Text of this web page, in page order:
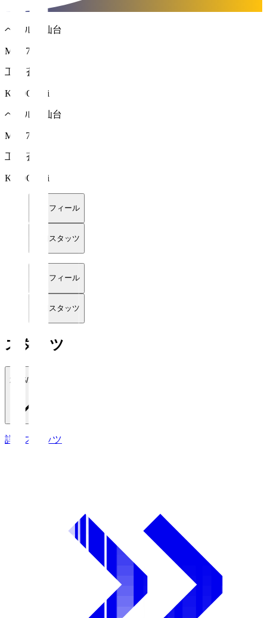
ベガルタ仙台
MF 17
工藤 蒼生
KUDO Aoi
ベガルタ仙台
MF 17
工藤 蒼生
KUDO Aoi
プロフィール
詳細スタッツ
プロフィール
詳細スタッツ
スタッツ
2026/27
詳細スタッツ